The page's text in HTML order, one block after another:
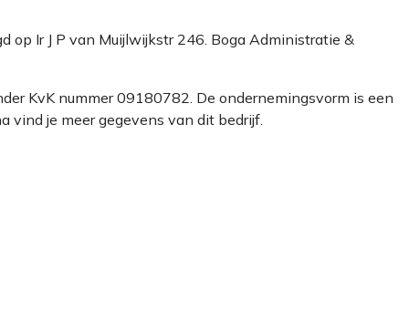
op Ir J P van Muijlwijkstr 246. Boga Administratie &
KvK nummer 09180782. De ondernemingsvorm is een
vind je meer gegevens van dit bedrijf.